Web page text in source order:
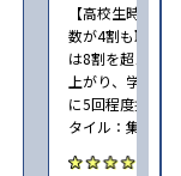
【高校生時の通
数が4割も取れ
は8割を超える
上がり、学年上
に5回程度授業
タイル：集団、